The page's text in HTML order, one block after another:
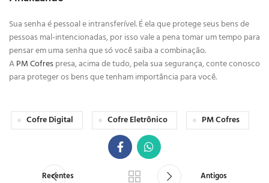
Sua senha é pessoal e intransferível. É ela que protege seus bens de
pessoas mal-intencionadas, por isso vale a pena tomar um tempo para
pensar em uma senha que só você saiba a combinação.
APM Cofrespresa, acima de tudo, pela sua segurança, conte conosco
para proteger os bens que tenham importância para você.
Cofre Digital Cofre Eletrônico PM Cofres
Recentes Antigos